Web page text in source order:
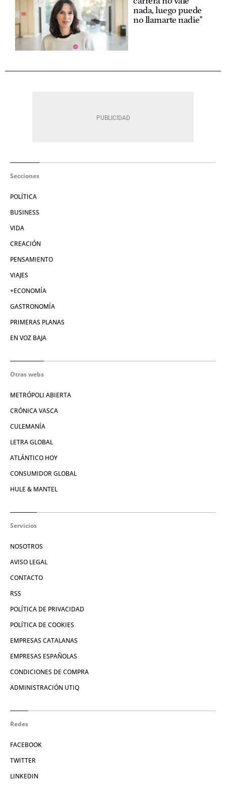
nada, luego puede
no llamarte nadie"
Secciones
POLÍTICA
BUSINESS
VIDA
CREACIÓN
PENSAMIENTO
VIAJES
+ECONOMÍA
GASTRONOMÍA
PRIMERAS PLANAS
EN VOZ BAJA
Otras webs
METRÓPOLI ABIERTA
CRÓNICA VASCA
CULEMANÍA
LETRA GLOBAL
ATLÁNTICO HOY
CONSUMIDOR GLOBAL
HULE & MANTEL
Servicios
NOSOTROS
AVISO LEGAL
CONTACTO
RSS
POLÍTICA DE PRIVACIDAD
POLÍTICA DE COOKIES
EMPRESAS CATALANAS
EMPRESAS ESPAÑOLAS
CONDICIONES DE COMPRA
ADMINISTRACIÓN UTIQ
Redes
FACEBOOK
TWITTER
LINKEDIN